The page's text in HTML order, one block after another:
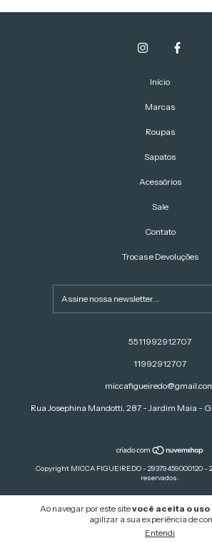
Ao navegar por este sitevocê aceita o
agilizar a sua experiência de
Entendi
Início
Marcas
Roupas
Sapatos
Acessórios
Sale
Contato
Trocas e Devoluções
5511992912707
11992912707
Rua Josephina Mandotti, 287 - Jardim Maia -
Copyright MICCA FIGUEIREDO - 29379459000120 -
reservados.